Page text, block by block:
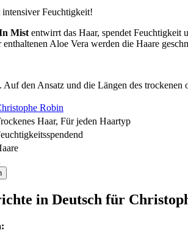
Feuchtigkeit!
Mist entwirrt das Haar, spendet Feuchtigkeit
Aloe Vera werden die Haare
Auf den Ansatz und die Längen des
Robin
Haar, Für jeden Haartyp
in Deutsch für